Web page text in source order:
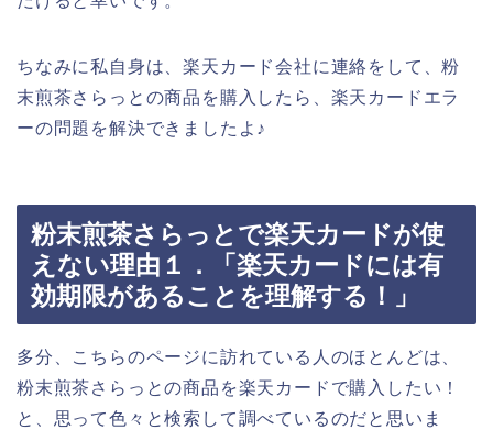
ちなみに私自身は、楽天カード会社に連絡をして、粉
末煎茶さらっとの商品を購入したら、楽天カードエラ
ーの問題を解決できましたよ♪
粉末煎茶さらっとで楽天カードが使
えない理由１．「楽天カードには有
効期限があることを理解する！」
多分、こちらのページに訪れている人のほとんどは、
粉末煎茶さらっとの商品を楽天カードで購入したい！
と、思って色々と検索して調べているのだと思いま